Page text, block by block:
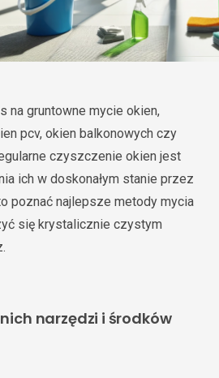
na gruntowne mycie okien,
pcv, okien balkonowych czy
czyszczenie okien jest
ich w doskonałym stanie przez
poznać najlepsze metody mycia
się krystalicznie czystym
narzędzi i środków